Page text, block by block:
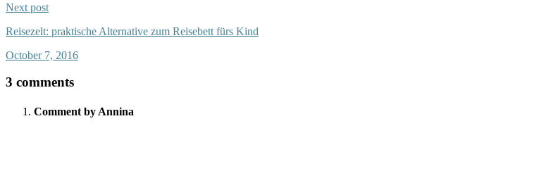
Next post
Reisezelt: praktische Alternative zum Reisebett fürs Kind
October 7, 2016
3 comments
Comment by Annina